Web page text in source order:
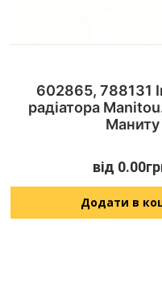
602865, 788131
радіатора
Маниту
від 0.00
Додати в